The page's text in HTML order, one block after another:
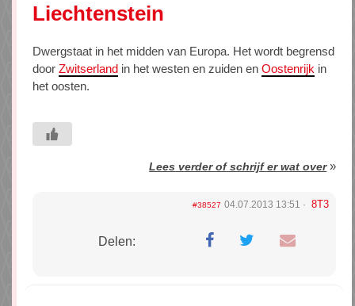
Liechtenstein
Dwergstaat in het midden van Europa. Het wordt begrensd
door Zwitserland in het westen en zuiden en Oostenrijk in
het oosten.
Lees verder of schrijf er wat over»
#38527 04.07.2013 13:51 8T3
Delen: